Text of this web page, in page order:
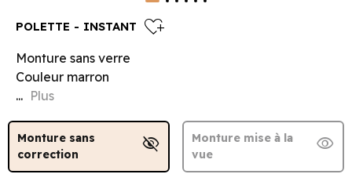
POLETTE - INSTANT heart_plus
Monture sans verre
Couleur marron
... Plus
Monture sans
correction
visibility_off
Monture mise à la
vue
visibility